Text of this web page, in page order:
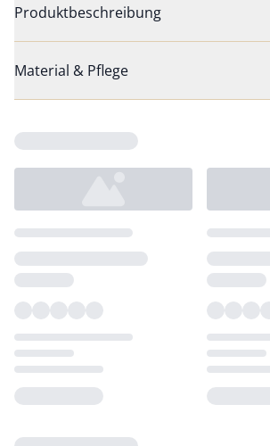
Produktbeschreibung
Material & Pflege